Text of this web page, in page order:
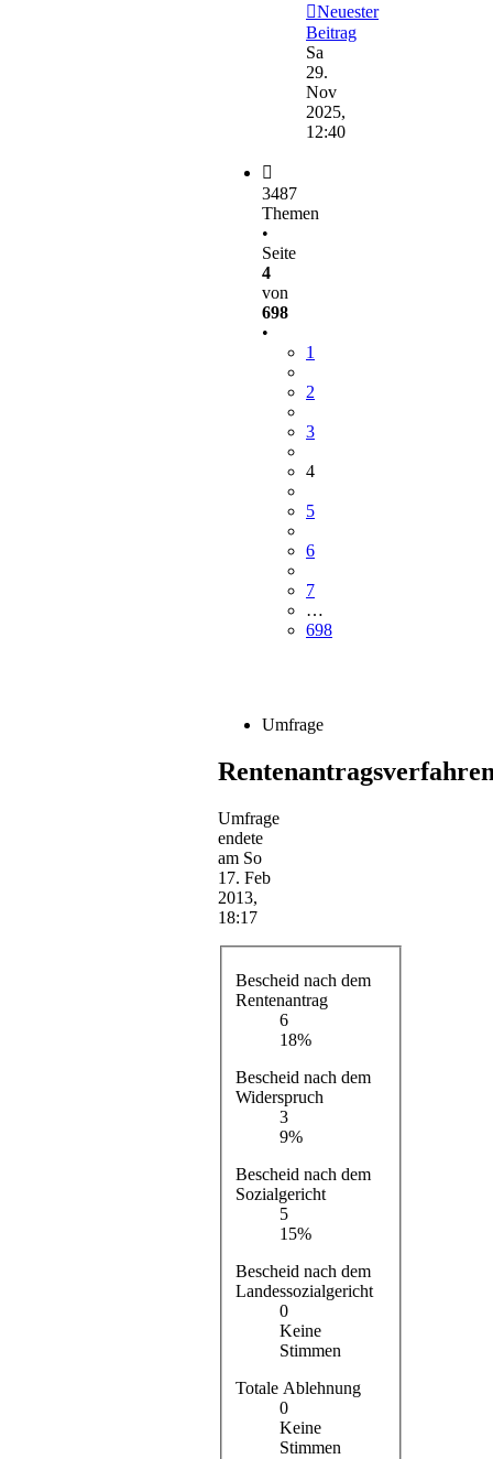
Neuester
Beitrag
Sa
29.
Nov
2025,
12:40
3487
Themen
•
Seite
4
von
698
•
1
2
3
4
5
6
7
…
698
Umfrage
Umfrage
endete
am So
17. Feb
2013,
18:17
Bescheid nach dem
Rentenantrag
6
18%
Bescheid nach dem
Widerspruch
3
9%
Bescheid nach dem
Sozialgericht
5
15%
Bescheid nach dem
Landessozialgericht
0
Keine
Stimmen
Totale Ablehnung
0
Keine
Stimmen